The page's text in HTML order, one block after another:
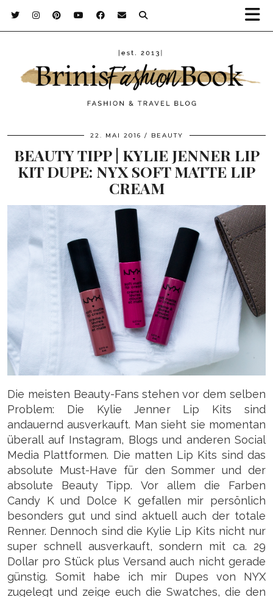
22. MAI 2016 BEAUTY
BEAUTY TIPP | KYLIE JENNER LIP
KIT DUPE: NYX SOFT MATTE LIP
CREAM
Die meisten Beauty-Fans stehen vor dem selben
Problem: Die Kylie Jenner Lip Kits sind
andauernd ausverkauft. Man sieht sie momentan
überall auf Instagram, Blogs und anderen Social
Media Plattformen. Die matten Lip Kits sind das
absolute Must-Have für den Sommer und der
absolute Beauty Tipp. Vor allem die Farben
Candy K und Dolce K gefallen mir persönlich
besonders gut und sind aktuell auch der totale
Renner. Dennoch sind die Kylie Lip Kits nicht nur
super schnell ausverkauft, sondern mit ca. 29
Dollar pro Stück plus Versand auch nicht gerade
günstig. Somit habe ich mir Dupes von NYX
zugelegt und zeige euch die Swatches, die den